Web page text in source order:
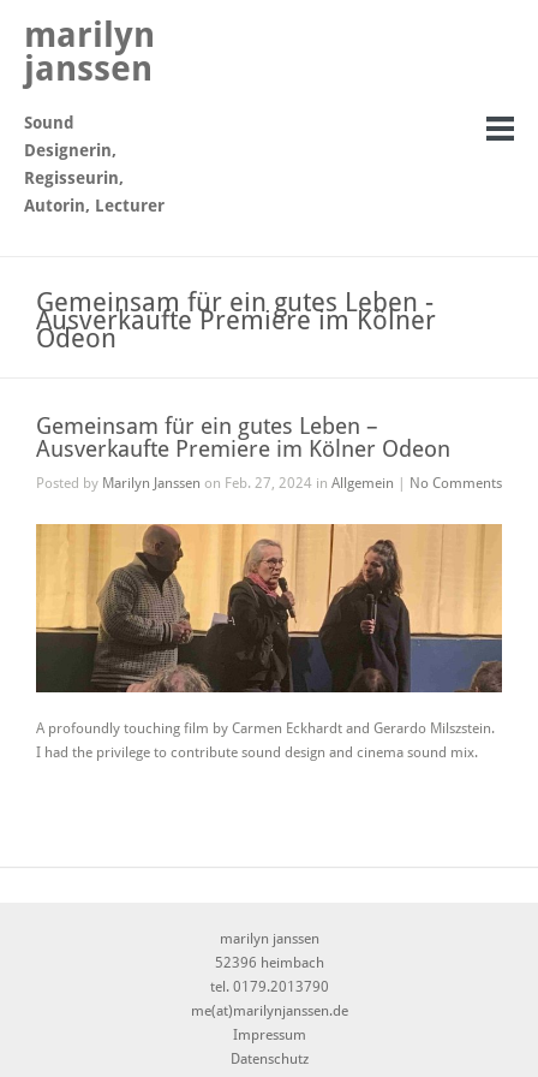
marilyn
janssen
Sound
Designerin,
Regisseurin,
Autorin, Lecturer
Gemeinsam für ein gutes Leben -
Ausverkaufte Premiere im Kölner
Odeon
Gemeinsam für ein gutes Leben –
Ausverkaufte Premiere im Kölner Odeon
Posted by Marilyn Janssen on Feb. 27, 2024 in Allgemein No Comments
A profoundly touching film by Carmen Eckhardt and Gerardo Milszstein.
I had the privilege to contribute sound design and cinema sound mix.
marilyn janssen
52396 heimbach
tel. 0179.2013790
me(at)marilynjanssen.de
Impressum
Datenschutz